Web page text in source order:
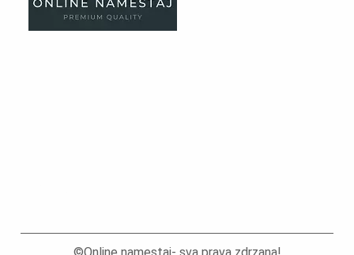
Dečiji garderoberi
Sobe za bebe